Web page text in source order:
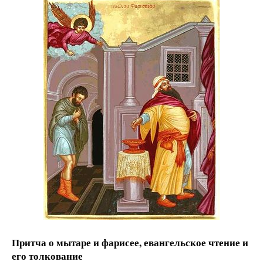
Притча о мытаре и фарисее, евангельское чтение и
его толкование